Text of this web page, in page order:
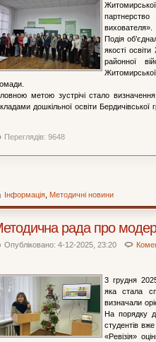
вихователя».
Подія
якості
районної
метою зустрічі стало
дошкільної освіти Бердичівської
Переглядів: 9648
Інформація Методичні новини
рада про
Опубліковано: 4-12-2025, 23:20
3 грудня
яка стала
визначали
На порядку
студентів вже
«Ревізія»